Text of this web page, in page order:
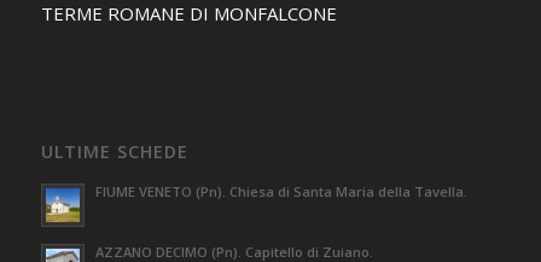
TERME ROMANE DI MONFALCONE
ULTIME SCHEDE
FIUME VENETO (Pn). Chiesa di Santa Maria della Tavella.
AZZANO DECIMO (Pn). Capitello di Zuiano.